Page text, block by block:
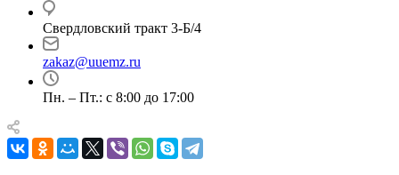
Свердловский тракт 3-Б/4
zakaz@uuemz.ru
Пн. – Пт.: с 8:00 до 17:00